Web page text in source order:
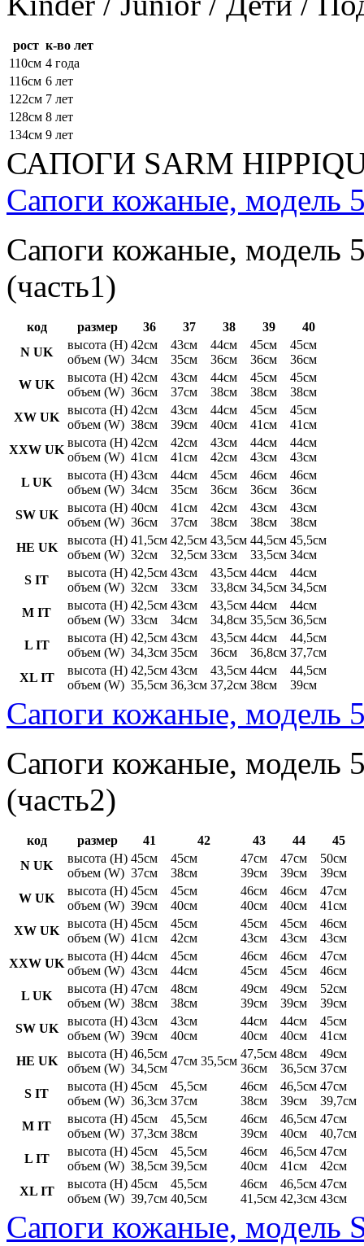
рост к-во лет
110см 4 года
116см 6 лет
122см 7 лет
128см 8 лет
134см 9 лет
САПОГИ SARM
Сапоги кожаные, модель
Сапоги кожаные, модель
(часть1)
код размер 36 37 38 39
40
N UK
высота (H)
объем (W)
42см
34см
43см
35см
44см
36см
45см
36см
45см
36см
W UK
высота (H)
объем (W)
42см
36см
43см
37см
44см
38см
45см
38см
45см
38см
XW UK
высота (H)
объем (W)
42см
38см
43см
39см
44см
40см
45см
41см
45см
41см
XXW UK
высота (H)
объем (W)
42см
41см
42см
41см
43см
42см
44см
43см
44см
43см
L UK
высота (H)
объем (W)
43см
34см
44см
35см
45см
36см
46см
36см
46см
36см
SW UK
высота (H)
объем (W)
40см
36см
41см
37см
42см
38см
43см
38см
43см
38см
HE UK
высота (H)
объем (W)
41,5см
32см
42,5см
32,5см
43,5см
33см
44,5см
33,5см
45,5см
34см
S IT
высота (H)
объем (W)
42,5см
32см
43см
33см
43,5см
33,8см
44см
34,5см
44см
34,5см
M IT
высота (H)
объем (W)
42,5см
33см
43см
34см
43,5см
34,8см
44см
35,5см
44см
36,5см
L IT
высота (H)
объем (W)
42,5см
34,3см
43см
35см
43,5см
36см
44см
36,8см
44,5см
37,7см
XL IT
высота (H)
объем (W)
42,5см
35,5см
43см
36,3см
43,5см
37,2см
44см
38см
44,5см
39см
Сапоги кожаные, модель
Сапоги кожаные, модель
(часть2)
код размер 41 42 43 44
45
N UK
высота (H)
объем (W)
45см
37см
45см
38см
47см
39см
47см
39см
50см
39см
W UK
высота (H)
объем (W)
45см
39см
45см
40см
46см
40см
46см
40см
47см
41см
XW UK
высота (H)
объем (W)
45см
41см
45см
42см
45см
43см
45см
43см
46см
43см
XXW UK
высота (H)
объем (W)
44см
43см
45см
44см
46см
45см
46см
45см
47см
46см
L UK
высота (H)
объем (W)
47см
38см
48см
38см
49см
39см
49см
39см
52см
39см
SW UK
высота (H)
объем (W)
43см
39см
43см
40см
44см
40см
44см
40см
45см
41см
HE UK
высота (H)
объем (W)
46,5см
34,5см
47см 35,5см
47,5см
36см
48см
36,5см
49см
37см
S IT
высота (H)
объем (W)
45см
36,3см
45,5см
37см
46см
38см
46,5см
39см
47см
39,7см
M IT
высота (H)
объем (W)
45см
37,3см
45,5см
38см
46см
39см
46,5см
40см
47см
40,7см
L IT
высота (H)
объем (W)
45см
38,5см
45,5см
39,5см
46см
40см
46,5см
41см
47см
42см
XL IT
высота (H)
объем (W)
45см
39,7см
45,5см
40,5см
46см
41,5см
46,5см
42,3см
47см
43см
Сапоги кожаные, модель